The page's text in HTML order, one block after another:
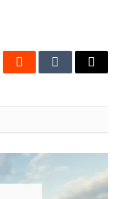
RedditTumblrEmail